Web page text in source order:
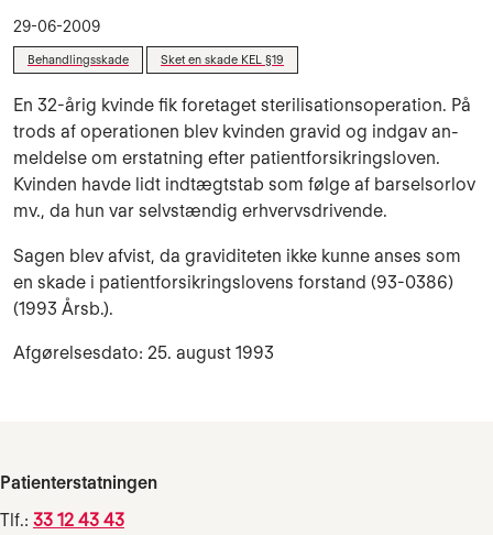
29-06-2009
Behandlingsskade Sket en skade KEL §19
En 32-årig kvinde fik foretaget sterilisationsoperati­on. På
trods af ope­rationen blev kvinden gravid og indgav an­
meldelse om erstatning efter patientfor­sikringsloven.
Kvinden havde lidt indtægtstab som følge af barselsor­lov
mv., da hun var selv­stændig erhvervsdrivende.
Sagen blev afvist, da graviditeten ikke kunne anses som
en skade i patientfor­sikringslovens for­stand (93-0386)
(1993 Årsb.).
Afgørelsesdato: 25. august 1993
Patienterstatningen
Tlf.: 33 12 43 43